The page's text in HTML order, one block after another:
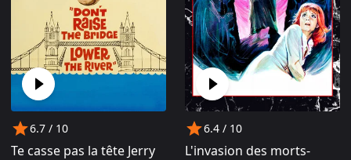
6.7 / 10
Te casse pas la tête Jerry
6.4 / 10
L'invasion des morts-